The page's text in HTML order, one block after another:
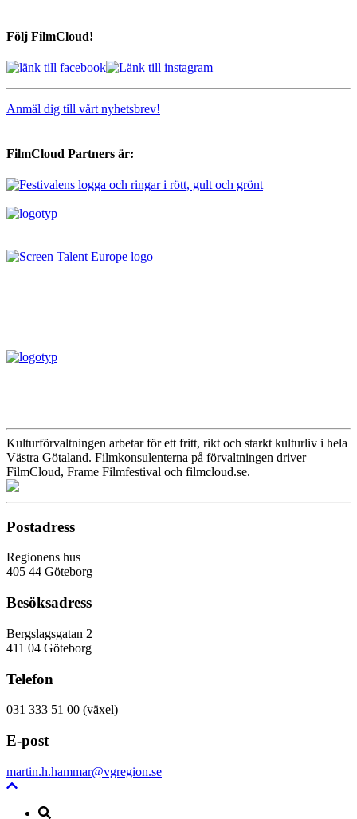
Följ FilmCloud!
Anmäl dig till vårt nyhetsbrev!
FilmCloud Partners är:
Kulturförvaltningen arbetar för ett fritt, rikt och starkt kulturliv i hela
Västra Götaland. Filmkonsulenterna på förvaltningen driver
FilmCloud, Frame Filmfestival och filmcloud.se.
Postadress
Regionens hus
405 44 Göteborg
Besöksadress
Bergslagsgatan 2
411 04 Göteborg
Telefon
031 333 51 00 (växel)
E-post
martin.h.hammar@vgregion.se